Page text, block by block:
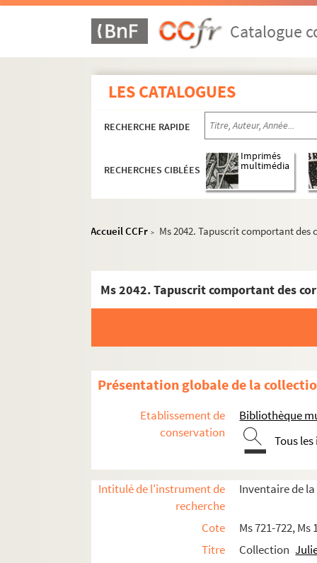
Catalogue
LES CATALOGUES
RECHERCHE RAPIDE
RECHERCHES CIBLÉES
Imprimés
multimédia
Accueil CCFr > Ms 2042. Tapuscrit comportant
Ms 2042. Tapuscrit comportant des
Présentation globale de la
Etablissement de
conservation
Bibliothèque
Tous
Intitulé de l'instrument de
recherche
Inventaire de
Cote
Ms 721-722, Ms
Titre
Collection
Oeuvres
Récits autobiographiques
Romans
Oeuvre poétique
Ms 1340. Album nautique havrais ou